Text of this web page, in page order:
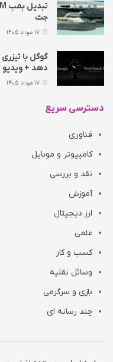
جت
دهد + ویدیو
دسترسی سریع
فناوری
کامپیوتر و موبایل
نقد و بررسی
آموزش
ارز دیجیتال
علمی
کسب و کار
وسائل نقلیه
بازی و سرگرمی
چند رسانه ای